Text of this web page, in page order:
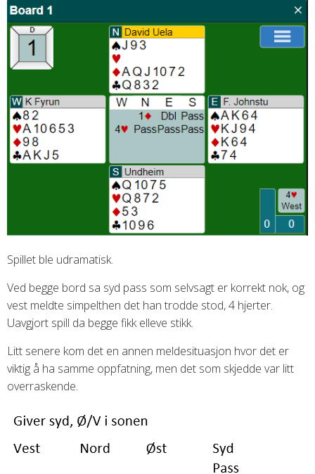
Spillet ble udramatisk.
Ved begge bord sa syd pass som selvsagt er korrekt nok, og
vest meldte simpelthen det han trodde stod, 4 hjerter.
Uavgjort spill da begge fikk elleve stikk.
Litt senere kom det en annen meldesituasjon hvor det er
viktig å ha samme oppfatning, men det som skjedde var litt
overraskende.